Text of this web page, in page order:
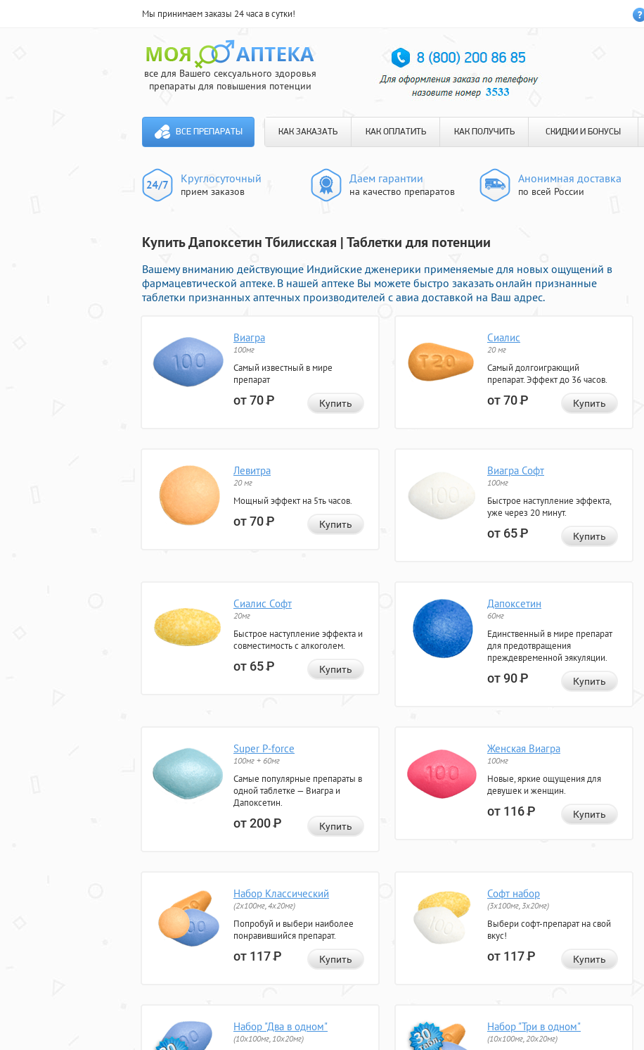
Мы принимаем заказы 24 часа в сутки!
все для Вашего сексуального здоровья
препараты для повышения потенции
ВСЕ ПРЕПАРАТЫ КАК ЗАКАЗАТЬ КАК ОПЛАТИТЬ КАК ПОЛУЧИТЬ СКИДКИ И БОНУСЫ
Круглосуточный
прием заказов
Даем гарантии
на качество препаратов
Анонимная доставка
по всей России
Купить Дапоксетин Тбилисская | Таблетки для потенции
Вашему вниманию действующие Индийские дженерики применяемые для новых ощущений в
фармацевтической аптеке. В нашей аптеке Вы можете быстро заказать онлайн признанные
таблетки признанных аптечных производителей с авиа доставкой на Ваш адрес.
Виагра
100мг
Самый известный в мире
препарат
от 70Р Купить
Сиалис
20 мг
Самый долгоиграющий
препарат. Эффект до 36 часов.
от 70Р Купить
Левитра
20 мг
Мощный эффект на 5ть часов.
от 70Р Купить
Виагра Софт
100мг
Быстрое наступление эффекта,
уже через 20 минут.
от 65Р Купить
Сиалис Софт
20мг
Быстрое наступление эффекта и
совместимость с алкоголем.
от 65Р Купить
Дапоксетин
60мг
Единственный в мире препарат
для предотвращения
преждевременной эякуляции.
от 90Р Купить
Super P-force
100мг + 60мг
Самые популярные препараты в
одной таблетке — Виагра и
Дапоксетин.
от 200Р Купить
Женская Виагра
100мг
Новые, яркие ощущения для
девушек и женщин.
от 116Р Купить
Набор Классический
(2x100мг, 4x20мг)
Попробуй и выбери наиболее
понравившийся препарат.
от 117Р Купить
Софт набор
(3x100мг, 3x20мг)
Выбери софт-препарат на свой
вкус!
от 117Р Купить
Набор "Два в одном"
(10x100мг, 10x20мг)
Набор "Три в одном"
(10x100мг, 20x20мг)